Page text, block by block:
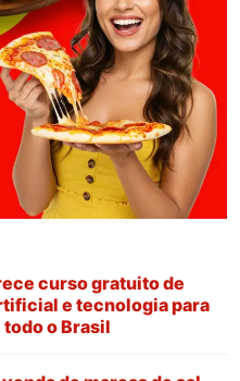
curso gratuito de
e tecnologia para
o Brasil